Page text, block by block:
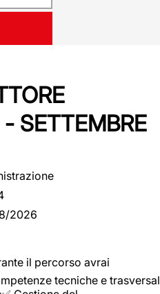
SETTEMBRE
2026
il percorso avrai
tecniche e